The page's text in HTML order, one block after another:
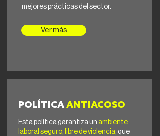
mejores prácticas del sector.
Ver más
POLÍTICAANTIACOSO
Esta política garantiza un ambiente
laboral seguro, libre de violencia, que